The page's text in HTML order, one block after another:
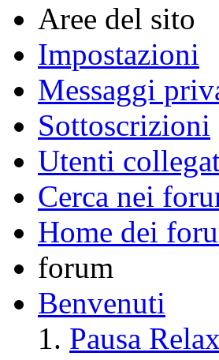
Aree del sito
Impostazioni
Messaggi
Sottoscrizioni
Utenti
Cerca nei
Home dei
forum
Benvenuti
Pausa Relax